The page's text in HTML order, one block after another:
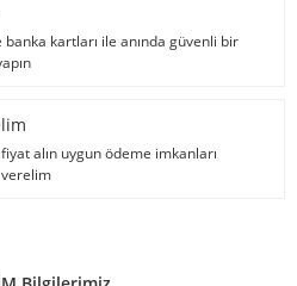
banka kartları ile anında güvenli bir
alın uygun ödeme imkanları